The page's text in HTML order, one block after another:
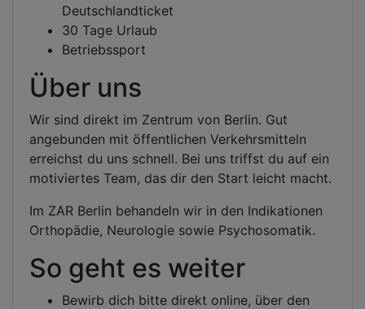
Deutschlandticket
30 Tage Urlaub
Betriebssport
Über uns
Wir sind direkt im Zentrum von Berlin. Gut
angebunden mit öffentlichen Verkehrsmitteln
erreichst du uns schnell. Bei uns triffst du auf ein
motiviertes Team, das dir den Start leicht macht.
Im ZAR Berlin behandeln wir in den Indikationen
Orthopädie, Neurologie sowie Psychosomatik.
So geht es weiter
Bewirb dich bitte direkt online, über den